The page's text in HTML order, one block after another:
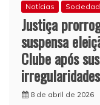
Notícias
Justiça
suspensa
Clube após
irregularidades
8 de abril de 2026